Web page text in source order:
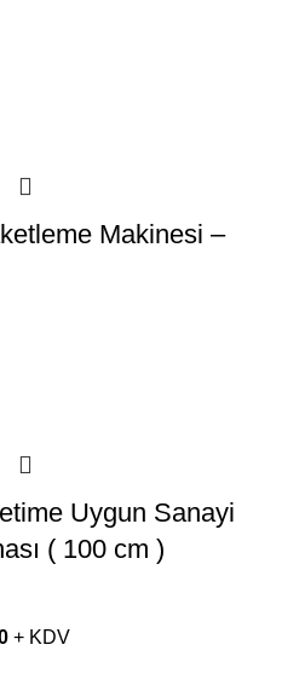
Makinesi –
Uygun Sanayi
( 100 cm )
+ KDV